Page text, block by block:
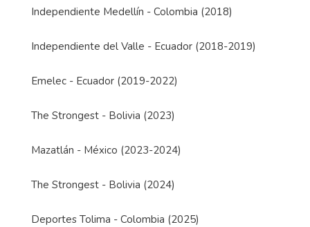
Independiente Medellín - Colombia (2018)
Independiente del Valle - Ecuador (2018-2019)
Emelec - Ecuador (2019-2022)
The Strongest - Bolivia (2023)
Mazatlán - México (2023-2024)
The Strongest - Bolivia (2024)
Deportes Tolima - Colombia (2025)